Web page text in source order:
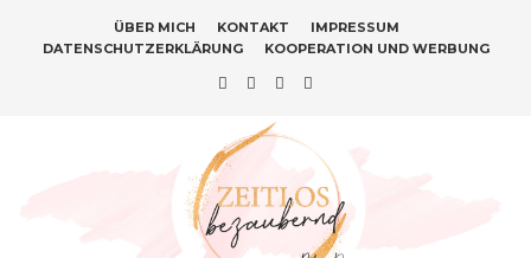
ÜBER MICH KONTAKT
IMPRESSUM
DATENSCHUTZERKLÄRUNG
KOOPERATION UND WERBUNG